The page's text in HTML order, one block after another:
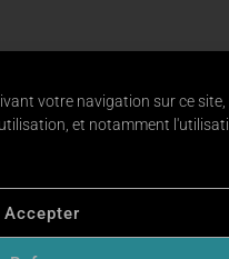
votre navigation sur ce
et notamment
Accepter